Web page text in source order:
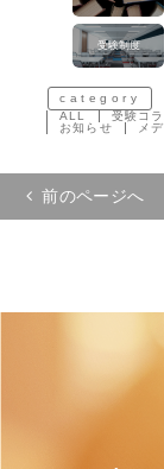
受験制度
category
ALL
受験コラ
お知らせ
メ
投稿ナ
前のページへ